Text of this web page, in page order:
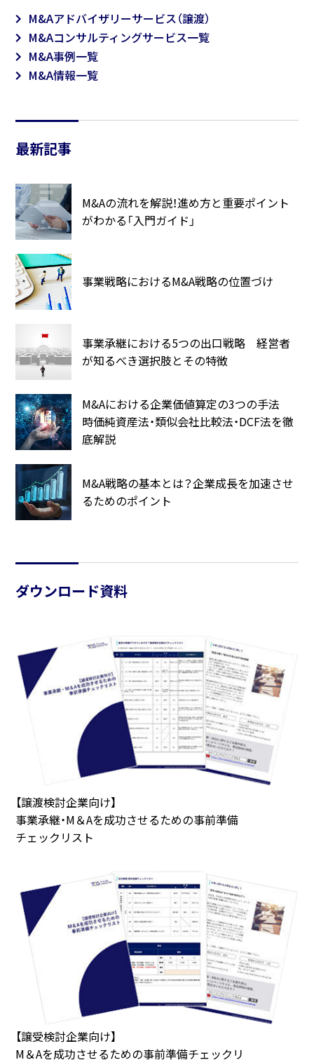
M&Aアドバイザリーサービス（譲渡）
M&Aコンサルティングサービス一覧
M&A事例一覧
M&A情報一覧
最新記事
M&Aの流れを解説！進め方と重要ポイント
がわかる「入門ガイド」
事業戦略におけるM&A戦略の位置づけ
事業承継における5つの出口戦略 経営者
が知るべき選択肢とその特徴
M&Aにおける企業価値算定の3つの手法
時価純資産法・類似会社比較法・DCF法を徹
底解説
M&A戦略の基本とは？企業成長を加速させ
るためのポイント
ダウンロード資料
【譲渡検討企業向け】
事業承継・M＆Aを成功させるための事前準備
チェックリスト
【譲受検討企業向け】
M＆Aを成功させるための事前準備チェックリ